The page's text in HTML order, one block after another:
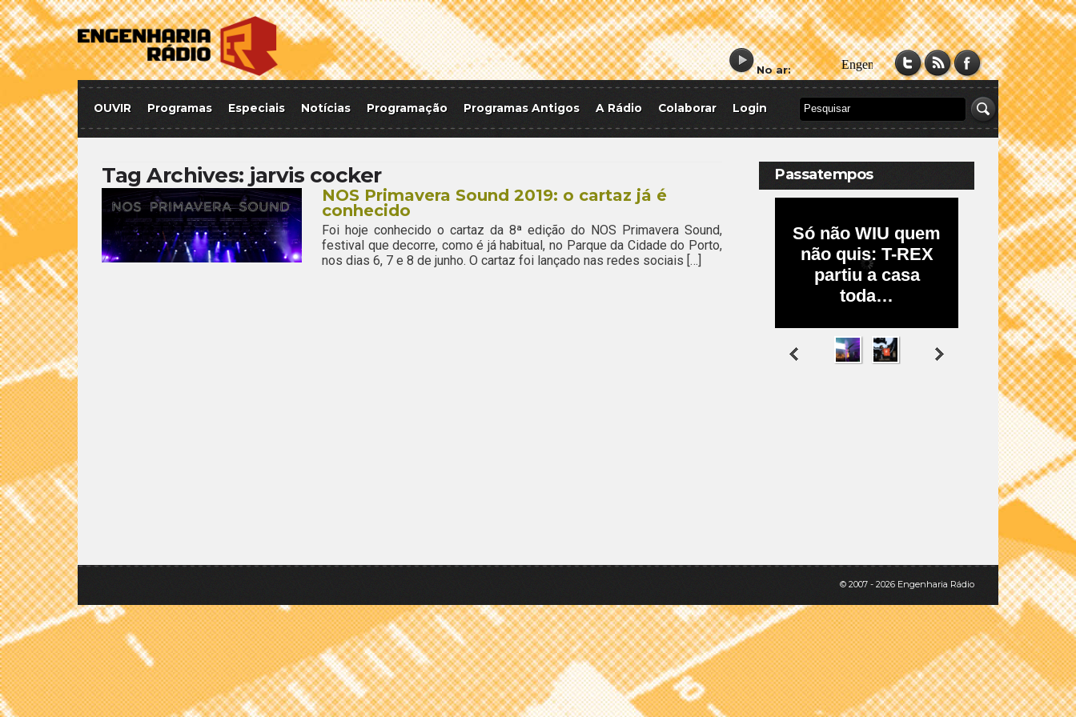
No ar:
OUVIR Programas Especiais Notícias Programação Programas Antigos A Rádio Colaborar Login
Tag Archives: jarvis cocker
NOS Primavera Sound 2019: o cartaz já é
conhecido
Foi hoje conhecido o cartaz da 8ª edição do NOS Primavera Sound,
festival que decorre, como é já habitual, no Parque da Cidade do Porto,
nos dias 6, 7 e 8 de junho. O cartaz foi lançado nas redes sociais […]
Passatempos
© 2007 - 2026 Engenharia Rádio